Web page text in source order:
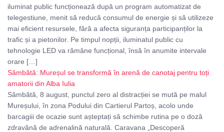
iluminat public funcționează după un program automatizat de
telegestiune, menit să reducă consumul de energie și să utilizeze
mai eficient resursele, fără a afecta siguranța participanților la
trafic și a pietonilor. Pe timpul nopții, iluminatul public cu
tehnologie LED va rămâne funcțional, însă în anumite intervale
orare […]
Sâmbătă: Mureșul se transformă în arenă de canotaj pentru toți
amatorii din Alba Iulia
Sâmbătă, 8 august, punctul zero al distracției se mută pe malul
Mureșului, în zona Podului din Cartierul Partoș, acolo unde
barcagiii de ocazie sunt așteptați să schimbe rutina pe o doză
zdravănă de adrenalină naturală. Caravana „Descoperă